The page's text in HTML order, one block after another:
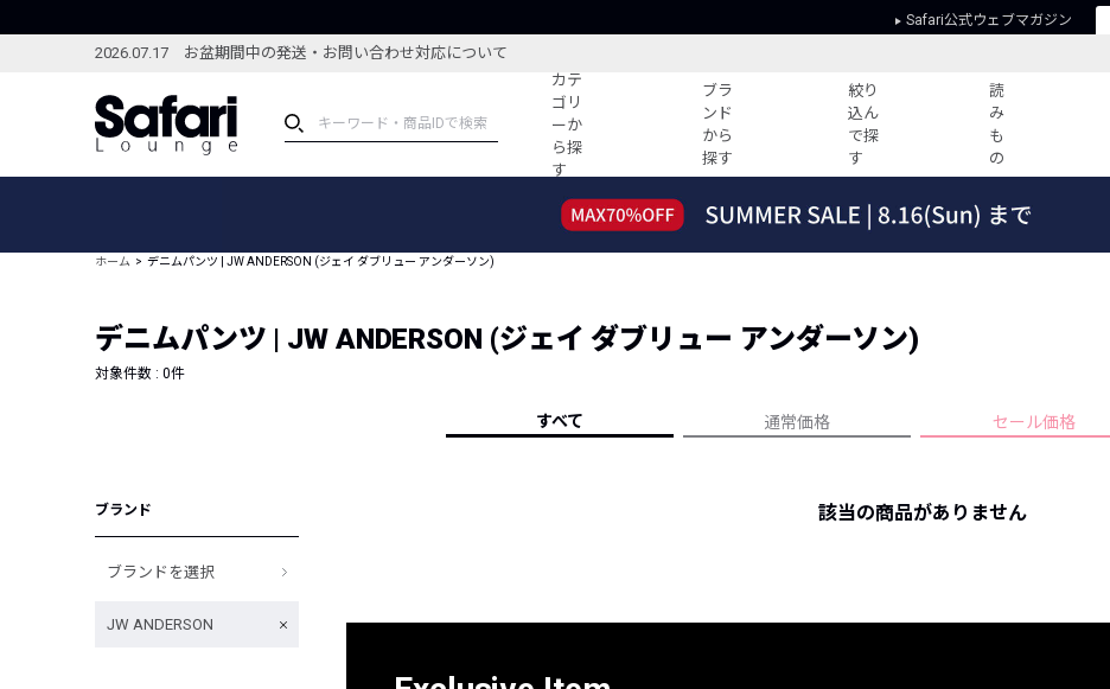
Safari公式ウェブマガジン
2026.07.17 お盆期間中の発送・お問い合わせ対応について
カテ
ゴリ
ーか
ら探
す
ブラ
ンド
から
探す
絞り
込ん
で探
す
読
み
も
の
ブランドから探す
新着アイテム
編集部のおすすめアイテム
特集記事
コーディネート
すべての記事
HOTなコーデ TOP20
人気記事ランキング
フォーカスブランド
プライバシーポリシー
ホーム デニムパンツ | JW ANDERSON (ジェイ ダブリュー アンダーソン)
デニムパンツ | JW ANDERSON (ジェイ ダブリュー アンダーソン)
対象件数 : 0件
すべて 通常価格 セール価格
ブランド
ブランドを選択
JW ANDERSON
該当の商品がありません